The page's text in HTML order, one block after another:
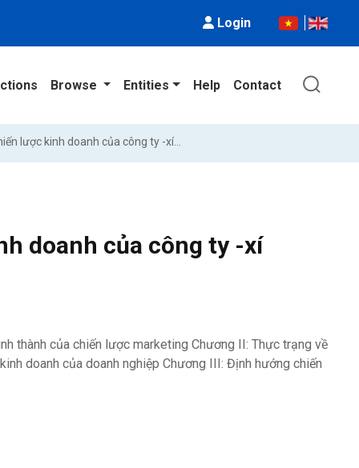
Login
Browse Entities Help Contact
Môi trường marketing với chiến lược kinh doanh của công ty -xí nghiệp hiện nay
doanh của công ty -xí
thành của chiến lược marketing Chương II: Thực trạng về
doanh của doanh nghiệp Chương III: Định hướng chiến